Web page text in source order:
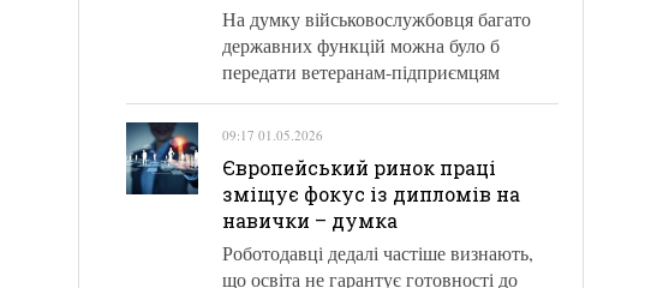
На думку військовослужбовця багато
державних функцій можна було б
передати ветеранам-підприємцям
09:17 01.05.2026
Європейський ринок праці
зміщує фокус із дипломів на
навички – думка
Роботодавці дедалі частіше визнають,
що освіта не гарантує готовності до